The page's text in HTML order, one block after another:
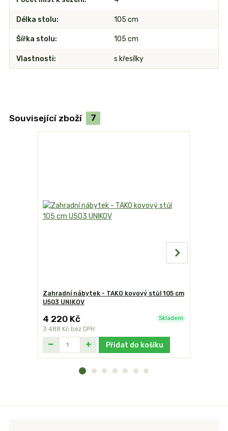
Délka stolu 105 cm
Šířka stolu 105 cm
Vlastnosti s křesílky
Související zboží 7
Zahradní nábytek - TAKO kovový stůl 105 cm
U503 UNIKOV
4 220 Kč
3 488 Kč bez DPH
Skladem
Přidat do košíku